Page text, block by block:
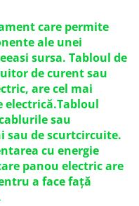
care permite
ale unei
sursa. Tabloul de
de curent sau
are cel mai
sau
sau de scurtcircuite.
cu energie
panou electric are
a face față